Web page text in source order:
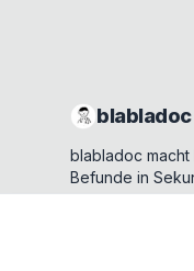
blabladoc
blabladoc macht
Befunde in
verständlich –